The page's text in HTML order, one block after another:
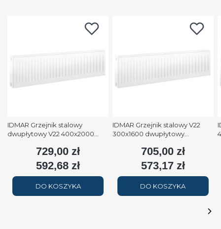
IDMAR Grzejnik stalowy
dwupłytowy V22 400x2000
2508W (90/70/20°C) biały
Cena
729,00 zł
Cena
592,68 zł
DO KOSZYKA
IDMAR Grzejnik stalowy V22
300x1600 dwupłytowy
(90/70/20°C) biały RAL9016
Cena
705,00 zł
Cena
573,17 zł
DO KOSZYKA